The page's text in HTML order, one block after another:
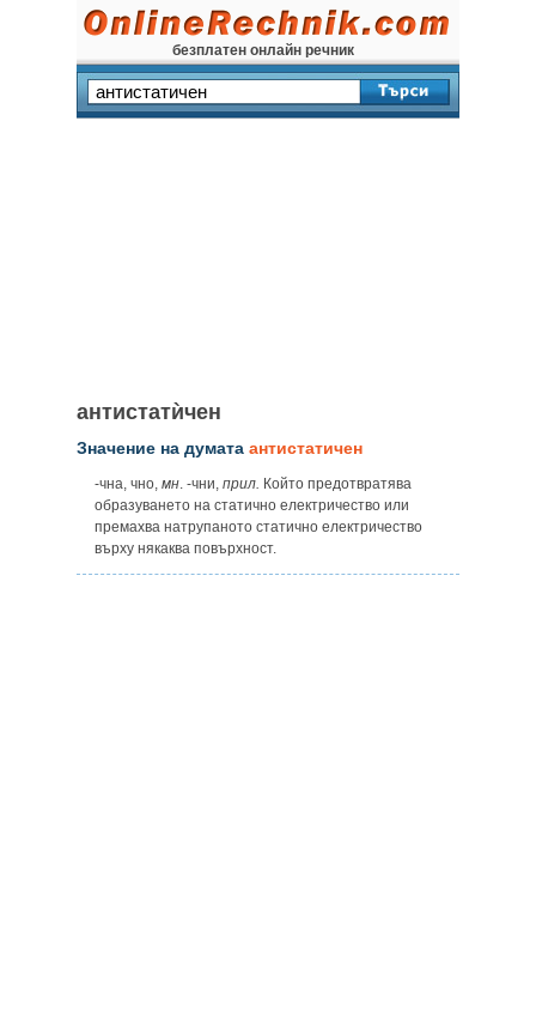
безплатен онлайн речник
антистатѝчен
Значение на думата антистатичен
‑чна, чно, мн. ‑чни, прил. Който предотвратява
образуването на статично електричество или
премахва натрупаното статично електричество
върху някаква повърхност.